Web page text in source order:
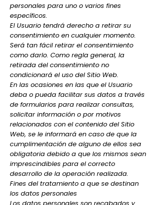
personales para uno o varios fines
específicos.
El Usuario tendrá derecho a retirar su
consentimiento en cualquier momento.
Será tan fácil retirar el consentimiento
como darlo. Como regla general, la
retirada del consentimiento no
condicionará el uso del Sitio Web.
En las ocasiones en las que el Usuario
deba o pueda facilitar sus datos a través
de formularios para realizar consultas,
solicitar información o por motivos
relacionados con el contenido del Sitio
Web, se le informará en caso de que la
cumplimentación de alguno de ellos sea
obligatoria debido a que los mismos sean
imprescindibles para el correcto
desarrollo de la operación realizada.
Fines del tratamiento a que se destinan
los datos personales